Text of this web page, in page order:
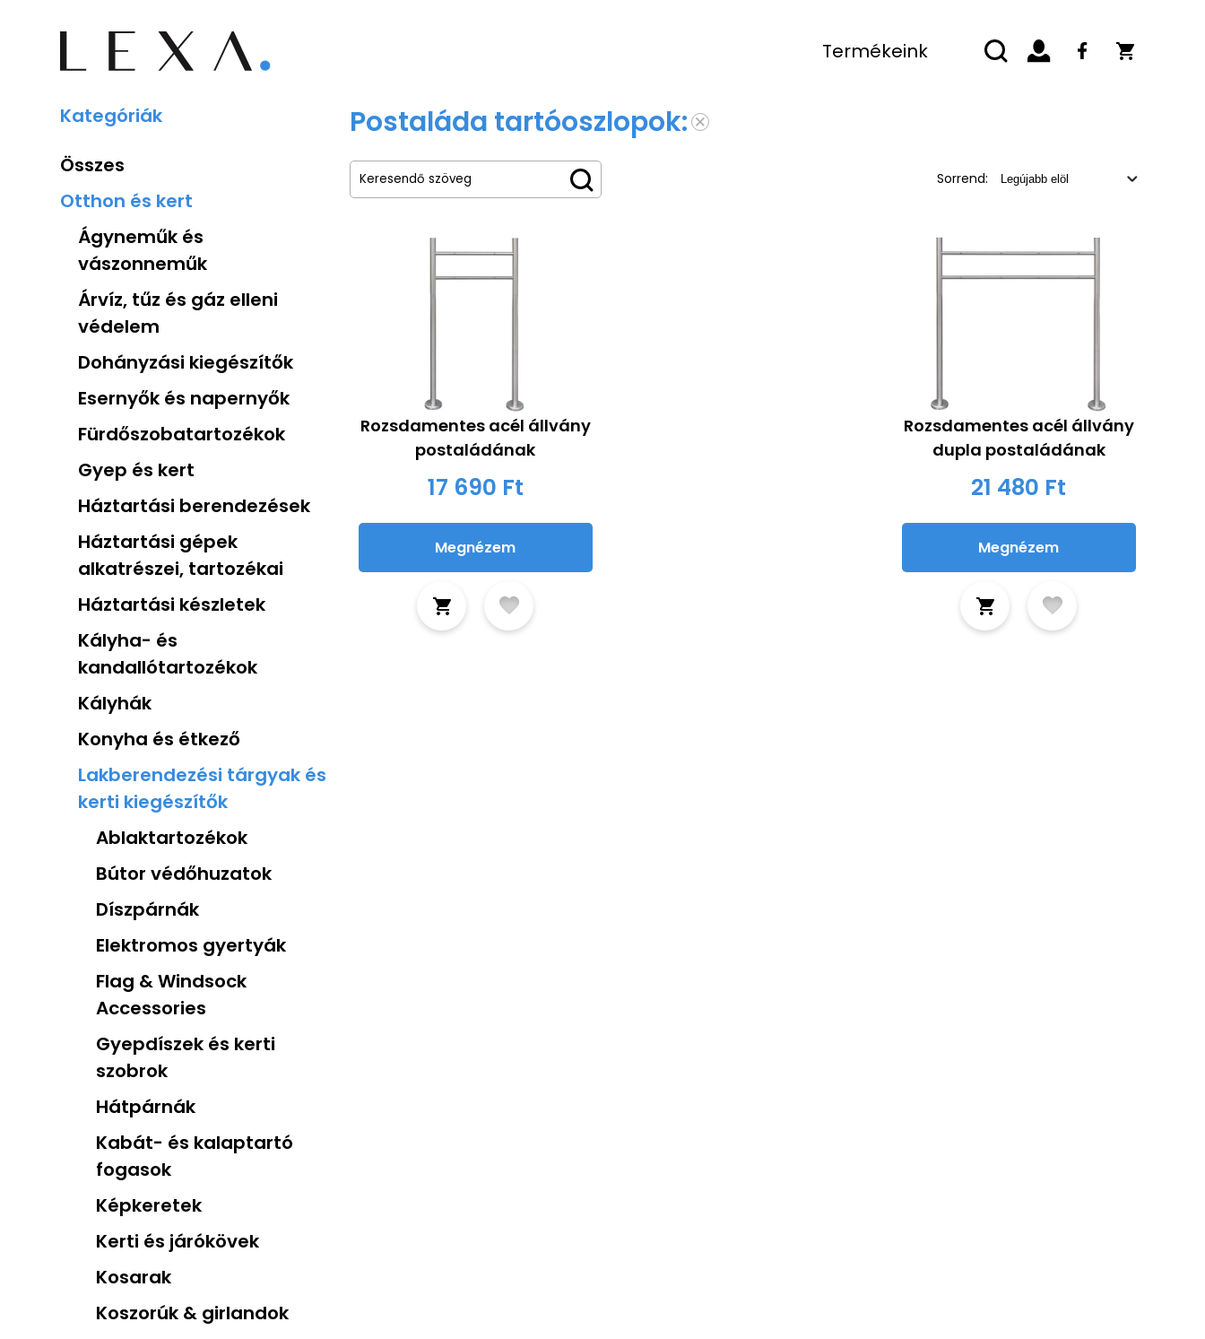
Termékeink
Kategóriák
Összes
Otthon és kert
Ágyneműk és
vászonneműk
Árvíz, tűz és gáz elleni
védelem
Dohányzási kiegészítők
Esernyők és napernyők
Fürdőszobatartozékok
Gyep és kert
Háztartási berendezések
Háztartási gépek
alkatrészei, tartozékai
Háztartási készletek
Kályha- és
kandallótartozékok
Kályhák
Konyha és étkező
Lakberendezési tárgyak és
kerti kiegészítők
Ablaktartozékok
Bútor védőhuzatok
Díszpárnák
Elektromos gyertyák
Flag & Windsock
Accessories
Gyepdíszek és kerti
szobrok
Hátpárnák
Kabát- és kalaptartó
fogasok
Képkeretek
Kerti és járókövek
Kosarak
Koszorúk & girlandok
Postaláda tartóoszlopok:
Sorrend:
Rozsdamentes acél állvány
postaládának
17 690 Ft
Megnézem
Rozsdamentes acél állvány
dupla postaládának
21 480 Ft
Megnézem